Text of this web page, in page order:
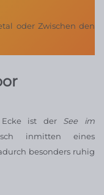
oder Zwischen den
Ecke ist der See im
inmitten eines
besonders ruhig